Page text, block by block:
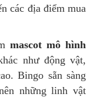
các địa điểm mua
mascot mô hình
như động vật,
Bingo sẵn sàng
những linh vật